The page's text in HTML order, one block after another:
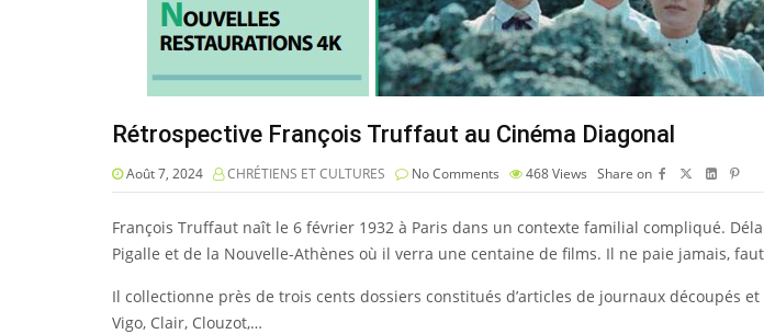
Rétrospective François Truffaut au Cinéma Diagonal
Août 7, 2024 CHRÉTIENS ET CULTURES No Comments 468Views Share on
François Truffaut naît le 6 février 1932 à Paris dans un contexte familial compliqué.
Pigalle et de la Nouvelle-Athènes où il verra une centaine de films. Il ne paie jamais,
Il collectionne près de trois cents dossiers constitués d’articles de journaux découpés
Vigo, Clair, Clouzot,…